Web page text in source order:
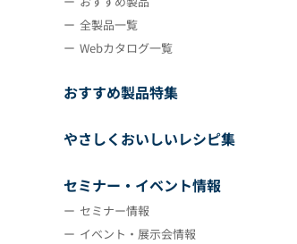
全製品一覧
Webカタログ一覧
おすすめ製品特集
やさしくおいしいレシピ集
セミナー・イベント情報
セミナー情報
イベント・展示会情報